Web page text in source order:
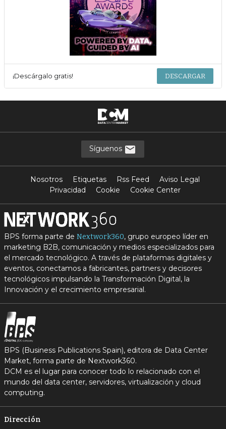
¡Descárgalo gratis! DESCARGAR
Síguenos
Nosotros Etiquetas Rss Feed
Aviso Legal
Privacidad
Cookie Cookie Center
BPS forma parte de Nextwork360, grupo europeo líder en
marketing B2B, comunicación y medios especializados para
el mercado tecnológico. A través de plataformas digitales y
eventos, conectamos a fabricantes, partners y decisores
tecnológicos impulsando la Transformación Digital, la
Innovación y el crecimiento empresarial.
BPS (Business Publications Spain), editora de Data Center
Market, forma parte de Nextwork360.
DCM es el lugar para conocer todo lo relacionado con el
mundo del data center, servidores, virtualización y cloud
computing.
Dirección